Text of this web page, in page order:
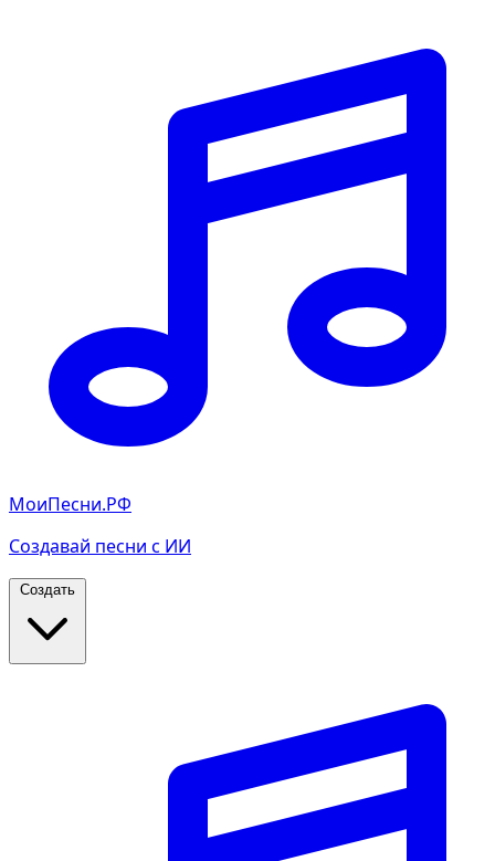
МоиПесни.РФ
Создавай песни с ИИ
Создать